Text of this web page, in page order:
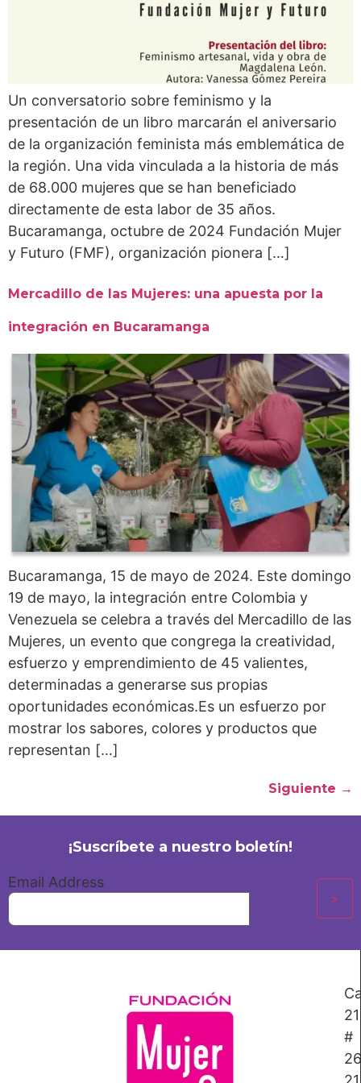
Un conversatorio sobre feminismo y la
presentación de un libro marcarán el aniversario
de la organización feminista más emblemática de
la región. Una vida vinculada a la historia de más
de 68.000 mujeres que se han beneficiado
directamente de esta labor de 35 años.
Bucaramanga, octubre de 2024 Fundación Mujer
y Futuro (FMF), organización pionera […]
Mercadillo de las Mujeres: una apuesta por la
integración en Bucaramanga
Bucaramanga, 15 de mayo de 2024. Este domingo
19 de mayo, la integración entre Colombia y
Venezuela se celebra a través del Mercadillo de las
Mujeres, un evento que congrega la creatividad,
esfuerzo y emprendimiento de 45 valientes,
determinadas a generarse sus propias
oportunidades económicas.Es un esfuerzo por
mostrar los sabores, colores y productos que
representan […]
Siguiente →
¡Suscríbete a nuestro boletín!
Email Address
21
#